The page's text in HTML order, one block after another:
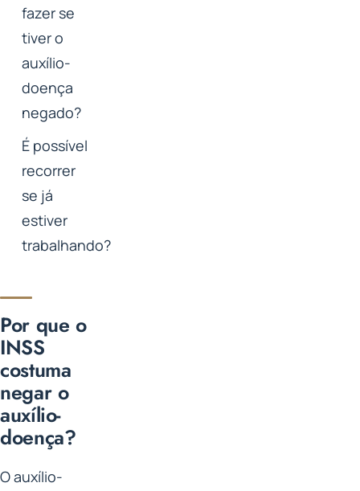
fazer se
tiver o
auxílio-
doença
negado?
É possível
recorrer
se já
estiver
trabalhando?
Por que o
INSS
costuma
negar o
auxílio-
doença?
O auxílio-